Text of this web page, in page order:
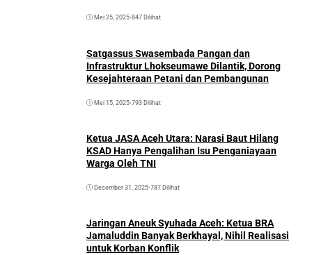
Mei 25, 2025•847 Dilihat
Satgassus Swasembada Pangan dan
Infrastruktur Lhokseumawe Dilantik, Dorong
Kesejahteraan Petani dan Pembangunan
Mei 15, 2025•793 Dilihat
Ketua JASA Aceh Utara: Narasi Baut Hilang
KSAD Hanya Pengalihan Isu Penganiayaan
Warga Oleh TNI
Desember 31, 2025•787 Dilihat
Jaringan Aneuk Syuhada Aceh: Ketua BRA
Jamaluddin Banyak Berkhayal, Nihil Realisasi
untuk Korban Konflik